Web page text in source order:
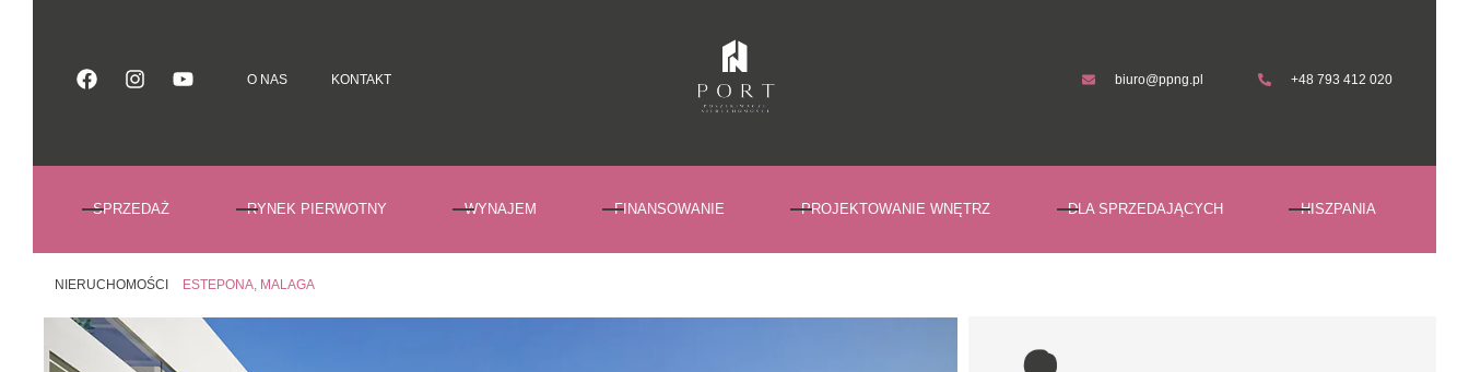
O NAS
KONTAKT biuro@ppng.pl +48 793 412 020
SPRZEDAŻ RYNEK PIERWOTNY WYNAJEM FINANSOWANIE PROJEKTOWANIE WNĘTRZ DLA SPRZEDAJĄCYCH HISZPANIA
NIERUCHOMOŚCI ESTEPONA, MALAGA